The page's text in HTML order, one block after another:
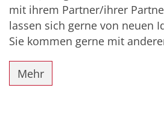
mit ihrem Partner/ihrer
lassen sich gerne von neuen
Sie kommen gerne mit
Mehr